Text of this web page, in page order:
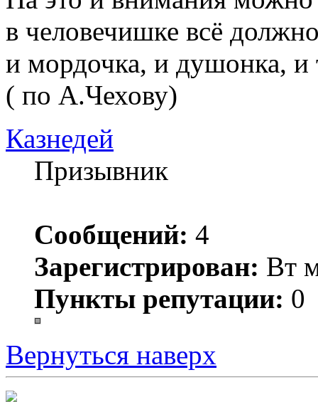
в человечишке всё
и мордочка, и душонка,
( по А.Чехову)
Казнедей
Призывник
Сообщений: 4
Зарегистрирован: Вт
Пункты репутации: 0
Вернуться наверх